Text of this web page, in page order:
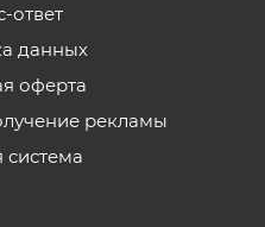
ответ
данных
оферта
рекламы
система